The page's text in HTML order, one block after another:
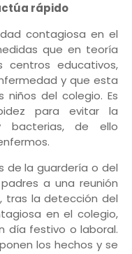
rápido
contagiosa en el
que en teoría
educativos,
y que esta
del colegio. Es
para evitar la
bacterias, de ello
de la guardería o del
a una reunión
tras la detección del
en el colegio,
día festivo o laboral.
los hechos y se